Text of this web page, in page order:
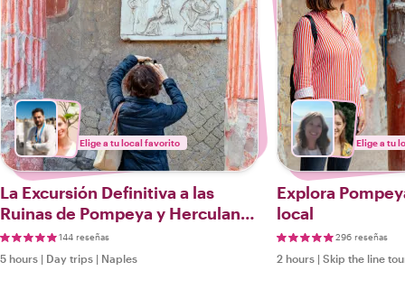
Elige a tu local favorito
La Excursión Definitiva a las
Ruinas de Pompeya y Herculano
de un Día144 reseñas
5 hours | Day trips | Naples
Elige a tu
Explora
local
296 reseñas
2 hours | Skip the line